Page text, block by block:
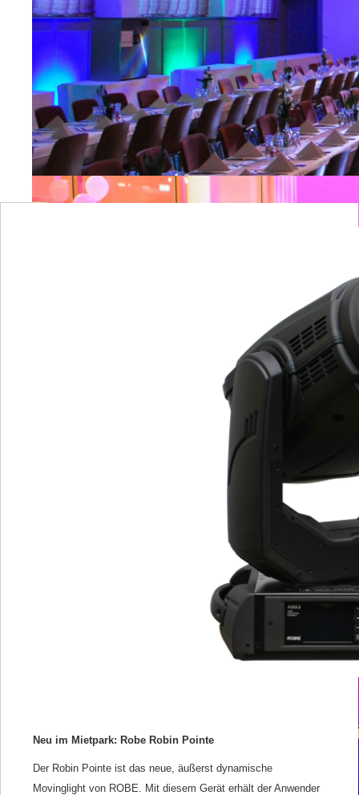
Neu im Mietpark: Robe Robin Pointe
Der Robin Pointe ist das neue, äußerst dynamische
Movinglight von ROBE. Mit diesem Gerät erhält der Anwender